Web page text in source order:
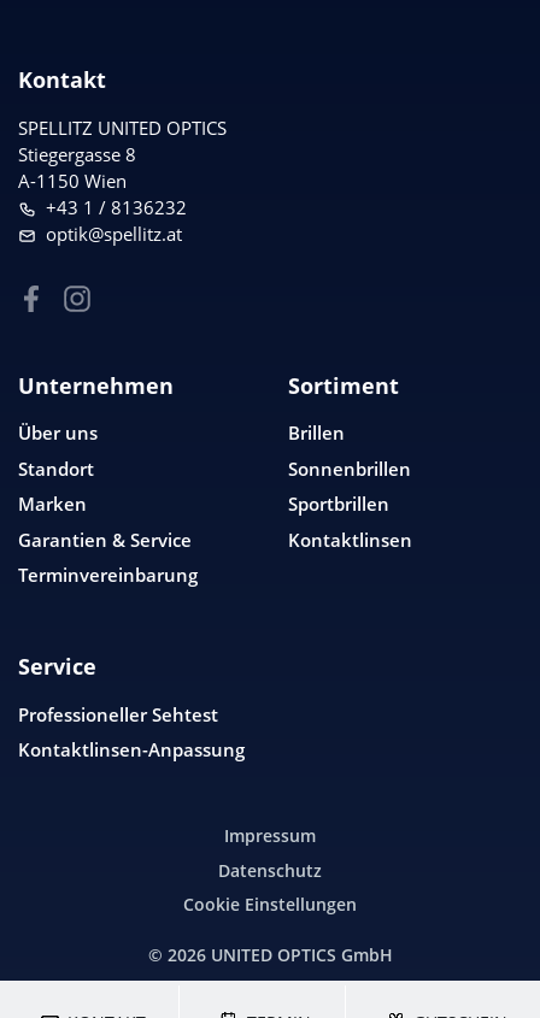
Kontakt
SPELLITZ UNITED OPTICS
Stiegergasse 8
A-1150 Wien
+43 1 / 8136232
optik@spellitz.at
Unternehmen
Über uns
Standort
Marken
Garantien & Service
Terminvereinbarung
Sortiment
Brillen
Sonnenbrillen
Sportbrillen
Kontaktlinsen
Service
Professioneller Sehtest
Kontaktlinsen-Anpassung
Impressum
Datenschutz
Cookie Einstellungen
© 2026 UNITED OPTICS GmbH